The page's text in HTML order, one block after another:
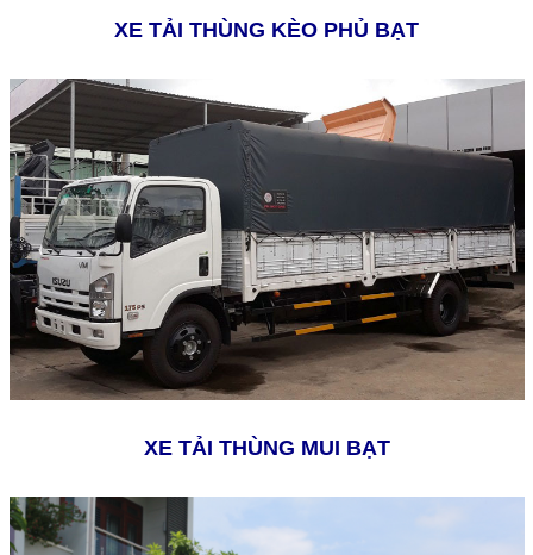
XE TẢI THÙNG KÈO PHỦ BẠT
XE TẢI THÙNG MUI BẠT